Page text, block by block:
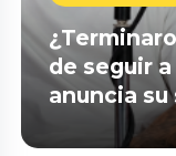
de seguir
anuncia